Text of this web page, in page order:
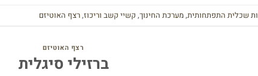
שכלית התפתחותית,מערכת החינוך, קשיי קשב וריכוז,רצף האוטיזם
רצף האוטיזם
ברזילי סיגלית